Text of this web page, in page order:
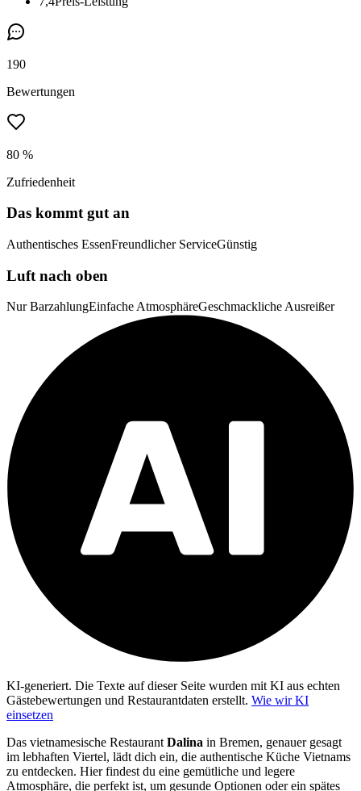
190
Bewertungen
80 %
Zufriedenheit
Das kommt gut an
Authentisches EssenFreundlicher ServiceGünstig
Luft nach oben
Nur BarzahlungEinfache AtmosphäreGeschmackliche Ausreißer
KI-generiert. Die Texte auf dieser Seite wurden mit KI aus echten
Gästebewertungen und Restaurantdaten erstellt. Wie wir KI
einsetzen
Das vietnamesische RestaurantDalina in Bremen, genauer gesagt
im lebhaften Viertel, lädt dich ein, die authentische Küche Vietnams
zu entdecken. Hier findest du eine gemütliche und legere
Atmosphäre, die perfekt ist, um gesunde Optionen oder ein spätes